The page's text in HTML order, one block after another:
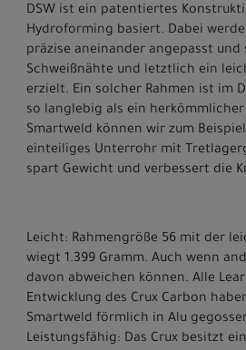
DSW ist ein patentiertes
Hydroforming basiert. Dabei
präzise aneinander angepasst und
Schweißnähte und letztlich ein
erzielt. Ein solcher Rahmen ist im
so langlebig als ein herkömmlicher
Smartweld können wir zum
einteiliges Unterrohr mit
spart Gewicht und verbessert die
Leicht: Rahmengröße 56 mit der
wiegt 1.399 Gramm. Auch wenn
davon abweichen können. Alle
Entwicklung des Crux Carbon
Smartweld förmlich in Alu
Leistungsfähig: Das Crux besitzt